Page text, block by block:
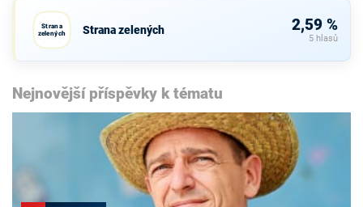
Strana
zelených
Strana zelených 2,59 %
5 hlasů
Nejnovější příspěvky k tématu